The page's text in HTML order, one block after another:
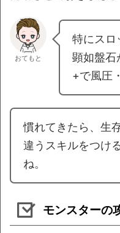
おてもと
特にスロ
顕如盤石
+で風圧
慣れてきたら、生
違うスキルをつけ
ね。
モンスターの